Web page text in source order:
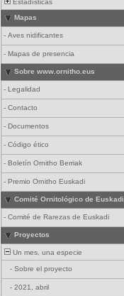
Estadísticas
Mapas
- Aves nidificantes
- Mapas de presencia
Sobre www.ornitho.eus
- Legalidad
- Contacto
- Documentos
- Código ético
- Boletín Ornitho Berriak
- Premio Ornitho Euskadi
Comité Ornitológico de Euskadi
- Comité de Rarezas de Euskadi
Proyectos
Un mes, una especie
- Sobre el proyecto
- 2021, abril